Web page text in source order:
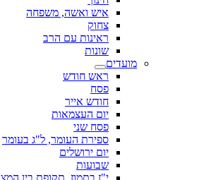
איש ואשה, משפחה
צחוק
ראינות עם הרב
שונות
מועדים
ראש חודש
פסח
חודש אייר
יום העצמאות
פסח שני
ספירת העומר, ל"ג בעומר
יום ירושלים
שבועות
י"ז בתמוז, תקופת בין